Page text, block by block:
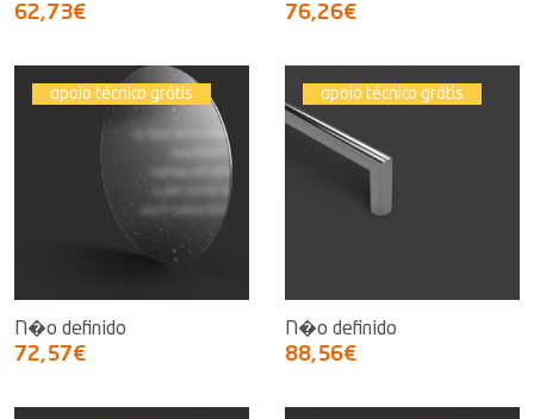
62,73€ 76,26€
apoio técnico grátis
N�o definido
72,57€
apoio técnico grátis
N�o definido
88,56€